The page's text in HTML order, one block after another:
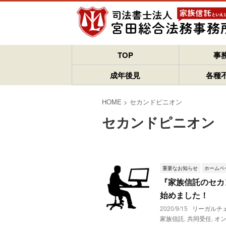
TOP
事
成年後見
各種
HOME > セカンドピニオン
セカンドピニオン
重要なお知らせ ホームペ
『家族信託のセ
始めました！
2020/9/15
リーガルチ
家族信託, 共同受任, オ